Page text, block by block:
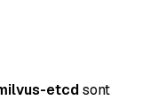
etcdsont